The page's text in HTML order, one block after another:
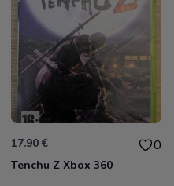
17.90 € 0
Tenchu Z Xbox 360